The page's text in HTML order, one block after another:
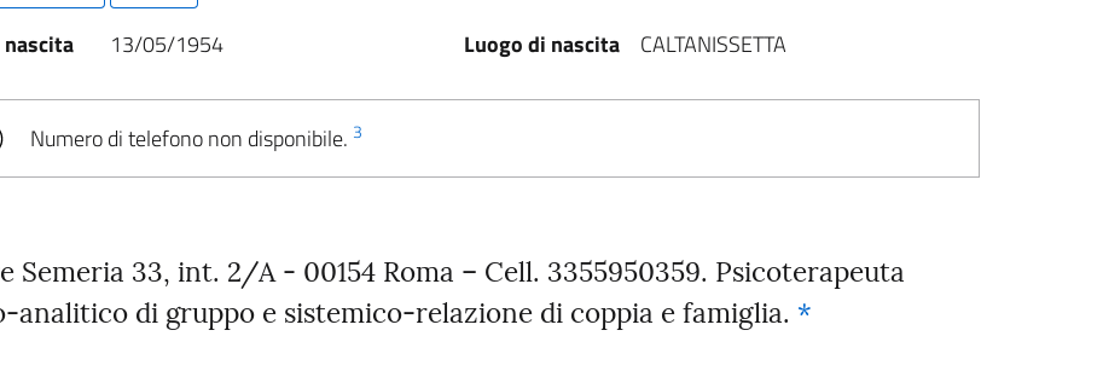
nascita 13/05/1954 Luogo di nascita CALTANISSETTA
Numero di telefono non disponibile. 3
Semeria 33, int. 2/A - 00154 Roma – Cell. 3355950359. Psicoterapeuta
analitico di gruppo e sistemico-relazione di coppia e famiglia. *